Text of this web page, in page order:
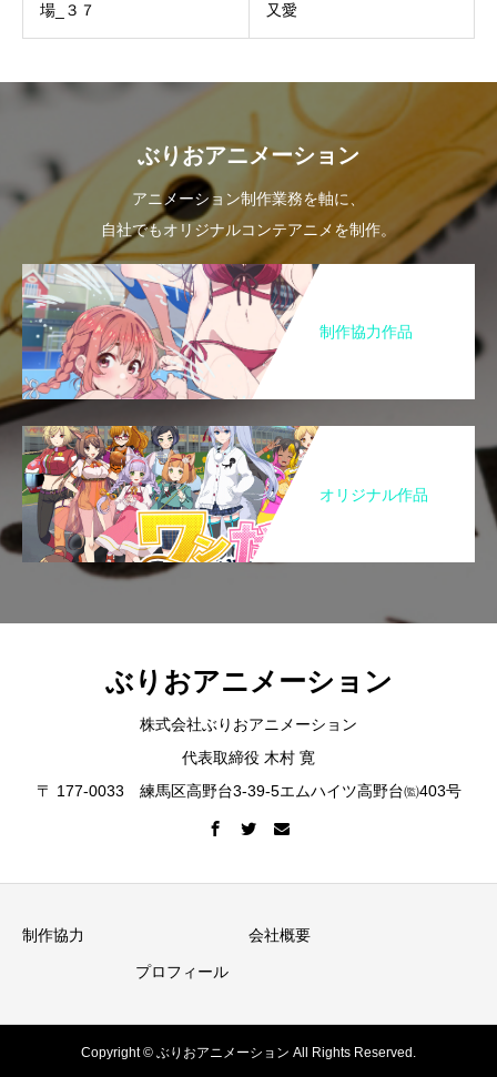
場_３７
又愛
ぶりおアニメーション
アニメーション制作業務を軸に、
自社でもオリジナルコンテアニメを制作。
制作協力作品
オリジナル作品
ぶりおアニメーション
株式会社ぶりおアニメーション
代表取締役 木村 寛
〒 177-0033 練馬区高野台3-39-5エムハイツ高野台㈼403号
制作協力 会社概要
プロフィール
Copyright © ぶりおアニメーション All Rights Reserved.